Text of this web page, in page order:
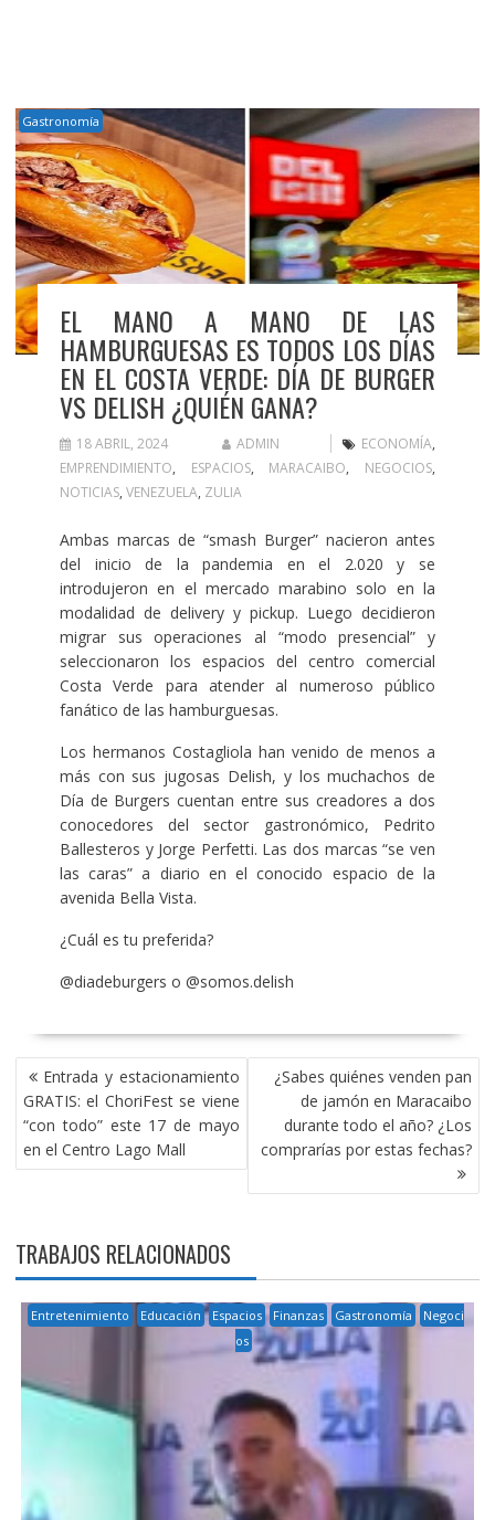
Gastronomía
EL MANO A MANO DE LAS
HAMBURGUESAS ES TODOS LOS DÍAS
EN EL COSTA VERDE: DÍA DE BURGER
VS DELISH ¿QUIÉN GANA?
18 ABRIL, 2024 ADMIN ECONOMÍA,
EMPRENDIMIENTO, ESPACIOS, MARACAIBO, NEGOCIOS,
NOTICIAS, VENEZUELA, ZULIA
Ambas marcas de “smash Burger” nacieron antes
del inicio de la pandemia en el 2.020 y se
introdujeron en el mercado marabino solo en la
modalidad de delivery y pickup. Luego decidieron
migrar sus operaciones al “modo presencial” y
seleccionaron los espacios del centro comercial
Costa Verde para atender al numeroso público
fanático de las hamburguesas.
Los hermanos Costagliola han venido de menos a
más con sus jugosas Delish, y los muchachos de
Día de Burgers cuentan entre sus creadores a dos
conocedores del sector gastronómico, Pedrito
Ballesteros y Jorge Perfetti. Las dos marcas “se ven
las caras” a diario en el conocido espacio de la
avenida Bella Vista.
¿Cuál es tu preferida?
@diadeburgers o @somos.delish
NAVEGACIÓN
DE
ENTRADAS
Entrada y estacionamiento
GRATIS: el ChoriFest se viene
“con todo” este 17 de mayo
en el Centro Lago Mall
¿Sabes quiénes venden pan
de jamón en Maracaibo
durante todo el año? ¿Los
comprarías por estas fechas?
TRABAJOS RELACIONADOS
Entretenimiento Educación Espacios Finanzas Gastronomía
Negoci
os